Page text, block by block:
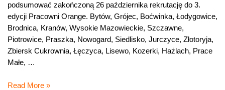
podsumować zakończoną 26 października rekrutację do 3.
edycji Pracowni Orange. Bytów, Grójec, Boćwinka, Łodygowice,
Brodnica, Kranów, Wysokie Mazowieckie, Szczawne,
Piotrowice, Praszka, Nowogard, Siedlisko, Jurczyce, Złotoryja,
Zbiersk Cukrownia, Łęczyca, Lisewo, Kozerki, Hażlach, Prace
Małe, …
Blisko
Read More »